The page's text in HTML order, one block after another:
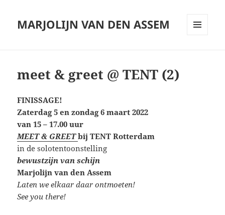
MARJOLIJN VAN DEN ASSEM
meet & greet @ TENT (2)
FINISSAGE!
Zaterdag 5 en zondag 6 maart 2022
van 15 – 17.00 uur
MEET & GREET bij TENT Rotterdam
in de solotentoonstelling
bewustzijn van schijn
Marjolijn van den Assem
Laten we elkaar daar ontmoeten!
See you there!